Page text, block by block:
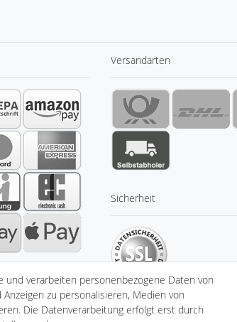
Versandarten
Sicherheit
verarbeiten personenbezogene Daten von
zu personalisieren, Medien von
Die Datenverarbeitung erfolgt erst durch